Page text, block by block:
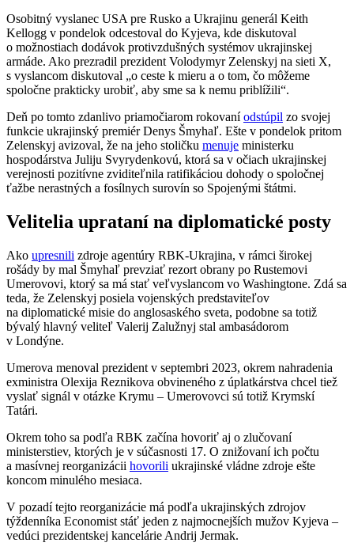
Osobitný vyslanec USA pre Rusko a Ukrajinu generál Keith
Kellogg v pondelok odcestoval do Kyjeva, kde diskutoval
o možnostiach dodávok protivzdušných systémov ukrajinskej
armáde. Ako prezradil prezident Volodymyr Zelenskyj na sieti X,
s vyslancom diskutoval „o ceste k mieru a o tom, čo môžeme
spoločne prakticky urobiť, aby sme sa k nemu priblížili“.
Deň po tomto zdanlivo priamočiarom rokovaníodstúpil zo svojej
funkcie ukrajinský premiér Denys Šmyhaľ. Ešte v pondelok pritom
Zelenskyj avizoval, že na jeho stoličku menuje ministerku
hospodárstva Juliju Svyrydenkovú, ktorá sa v očiach ukrajinskej
verejnosti pozitívne zviditeľnila ratifikáciou dohody o spoločnej
ťažbe nerastných a fosílnych surovín so Spojenými štátmi.
Velitelia uprataní na diplomatické posty
Ako upresnili zdroje agentúry RBK-Ukrajina, v rámci širokej
rošády by mal Šmyhaľ prevziať rezort obrany po Rustemovi
Umerovovi, ktorý sa má stať veľvyslancom vo Washingtone. Zdá sa
teda, že Zelenskyj posiela vojenských predstaviteľov
na diplomatické misie do anglosaského sveta, podobne sa totiž
bývalý hlavný veliteľ Valerij Zalužnyj stal ambasádorom
v Londýne.
Umerova menoval prezident v septembri 2023, okrem nahradenia
exministra Olexija Reznikova obvineného z úplatkárstva chcel tiež
vyslať signál v otázke Krymu – Umerovovci sú totiž Krymskí
Tatári.
Okrem toho sa podľa RBK začína hovoriť aj o zlučovaní
ministerstiev, ktorých je v súčasnosti 17. O znižovaní ich počtu
a masívnej reorganizácii hovorili ukrajinské vládne zdroje ešte
koncom minulého mesiaca.
V pozadí tejto reorganizácie má podľa ukrajinských zdrojov
týždenníka Economist stáť jeden z najmocnejších mužov Kyjeva –
vedúci prezidentskej kancelárie Andrij Jermak.